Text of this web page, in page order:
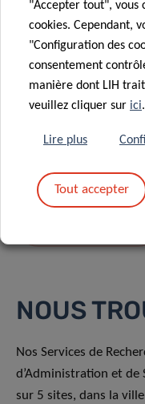
En envoyant
NOUS
Nos Services de
d’Administration et de
sur 5 sites, dans la
"Accepter tout", vous
cookies. Cependant,
"Configuration des
consentement
manière dont LIH
veuillez cliquer sur ici.
Lire plus
Tout accepter